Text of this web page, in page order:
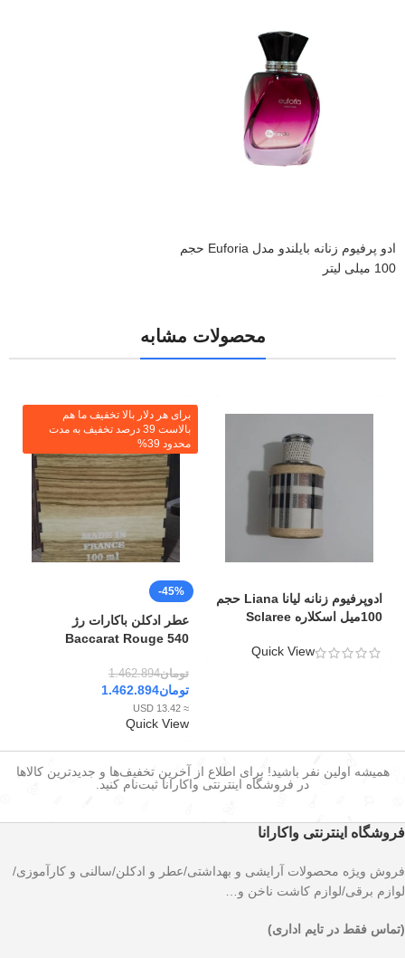
ادو پرفیوم زنانه بایلندو مدل Euforia حجم
100 میلی لیتر
محصولات مشابه
ادوپرفیوم زنانه لیانا Liana حجم
100میل اسکلاره Sclaree
Quick View
برای هر دلار بالا تخفیف ما هم
بالاست 39 درصد تخفیف به مدت
محدود 39%
-45%
عطر ادکلن باکارات رژ
Baccarat Rouge 540
تومان1.462.894
تومان1.462.894
≈ 13.42 USD
Quick View
همیشه اولین نفر باشید! برای اطلاع از آخرین تخفیف‌ها و جدیدترین کالاها
در فروشگاه اینترنتی واکارانا ثبت‌نام کنید.
فروشگاه اینترنتی واکارانا
فروش ویژه محصولات آرایشی و بهداشتی/عطر و ادکلن/سالنی و کارآموزی/
لوازم برقی/لوازم کاشت ناخن و…
(تماس فقط در تایم اداری)